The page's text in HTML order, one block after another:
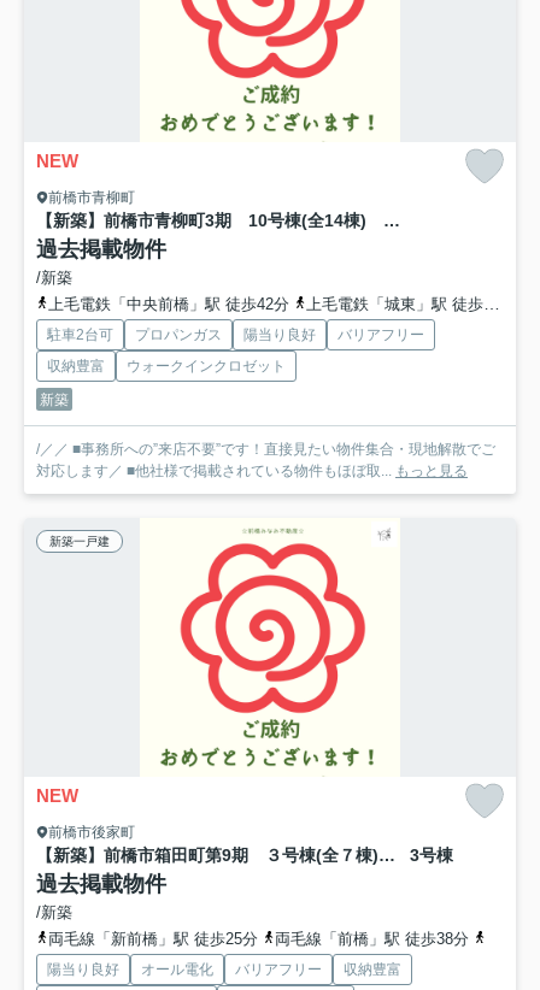
NEW
前橋市青柳町
【新築】前橋市青柳町3期 10号棟(全14棟) 新築建売分譲
過去掲載物件
/新築
上毛電鉄「中央前橋」駅 徒歩42分
上毛電鉄「城東」駅 徒歩46分
駐車2台可 プロパンガス 陽当り良好
バリアフリー
収納豊富
ウォークインクロゼット
新築
/／／ ■事務所への”来店不要”です！直接見たい物件集合・現地解散でご
対応します／ ■他社様で掲載されている物件もほぼ取...
もっと見る
新築一戸建
NEW
前橋市後家町
【新築】前橋市箱田町第9期 ３号棟(全７棟) ワイウッドコート 新築建売分譲 3号棟
過去掲載物件
/新築
両毛線「新前橋」駅 徒歩25分
両毛線「前橋」駅 徒歩38分
陽当り良好 オール電化 バリアフリー
収納豊富